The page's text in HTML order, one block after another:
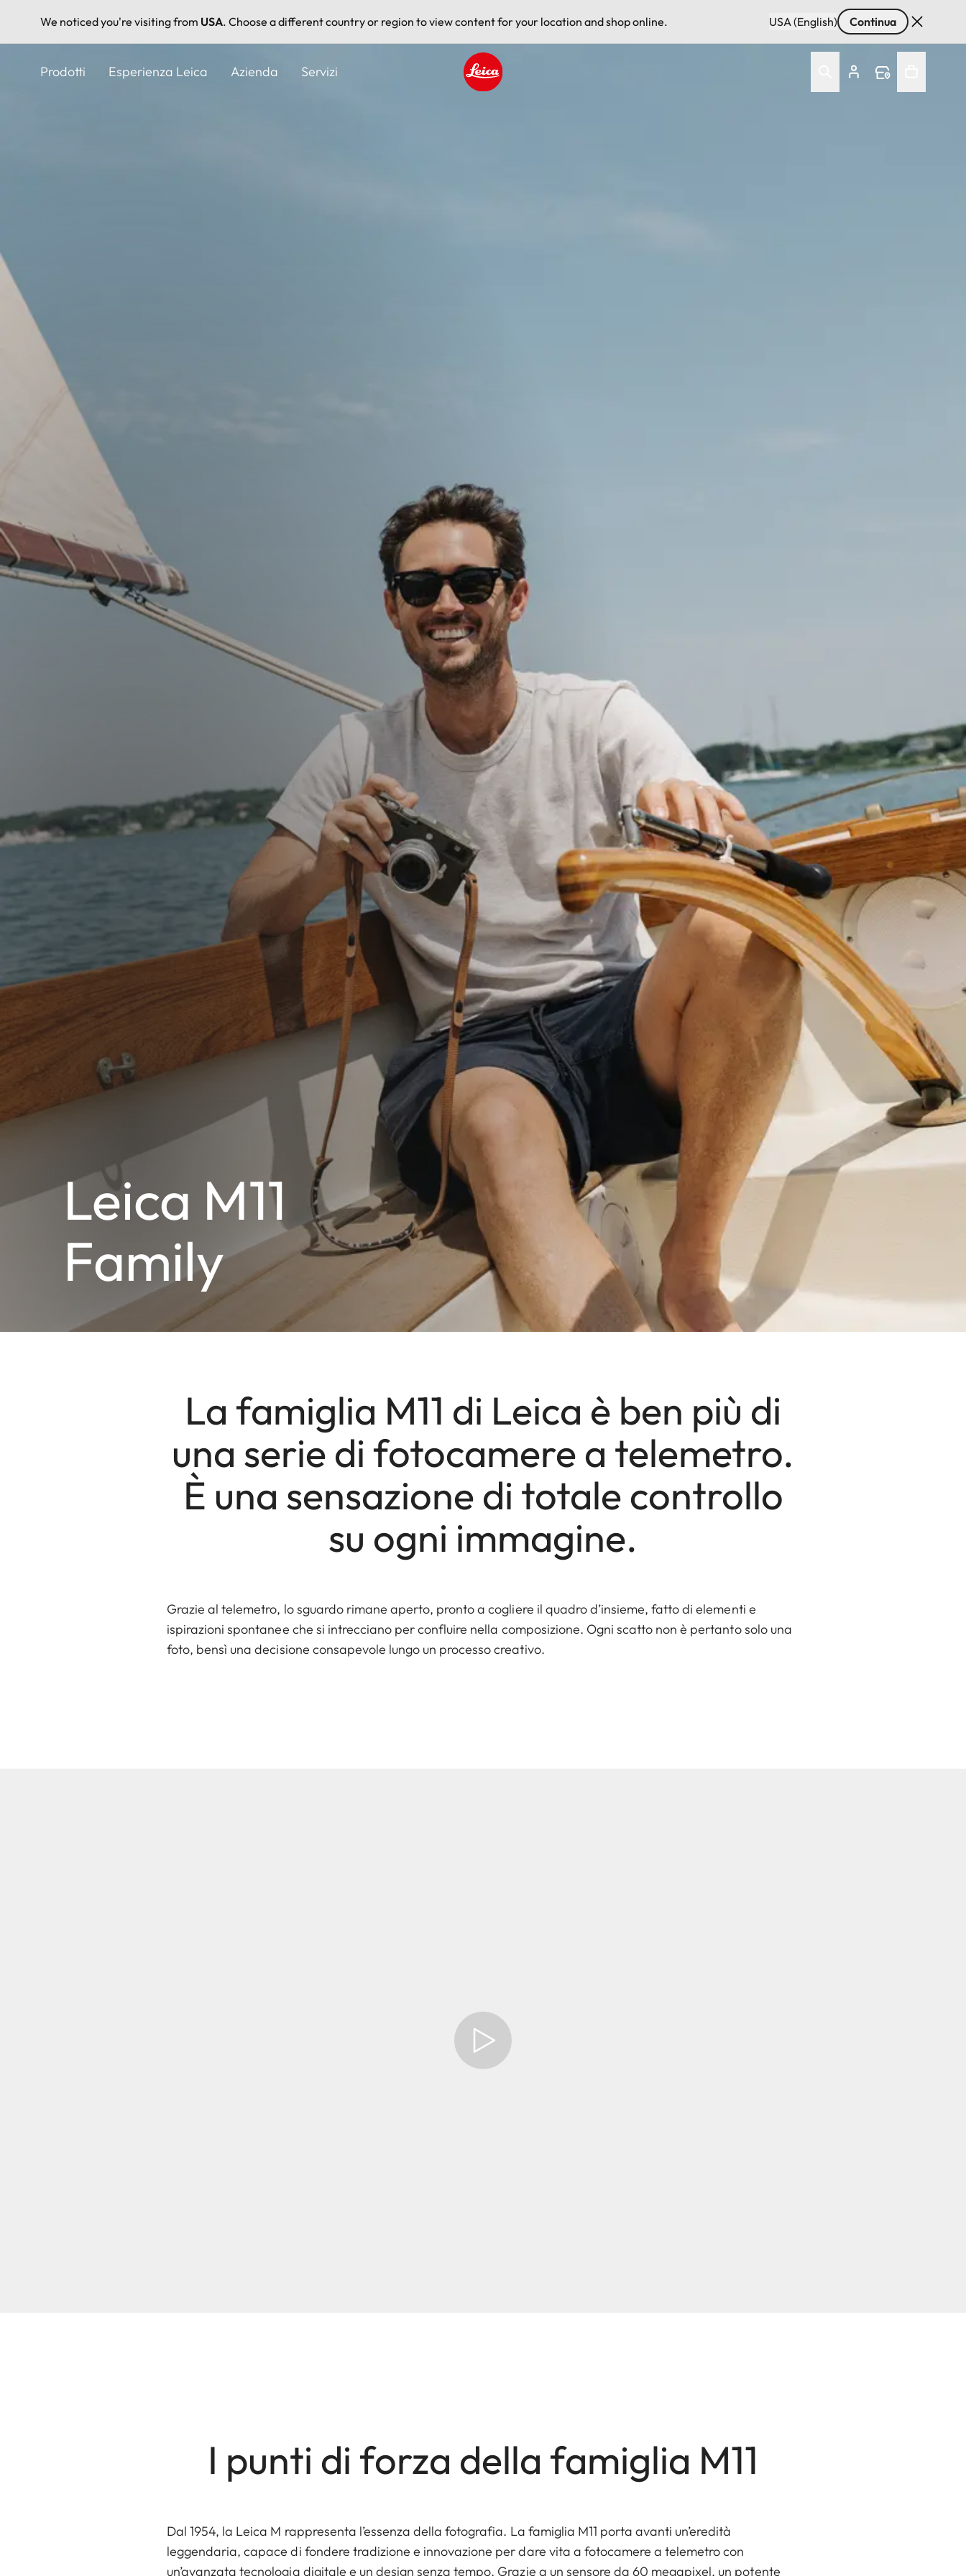
We noticed you're visiting from USA. Choose a different country or region to view content for your location and shop online. USA (English) Continua
Prodotti Esperienza Leica Azienda Servizi
Leica M11
Family
La famiglia M11 di Leica è ben più di
una serie di fotocamere a telemetro.
È una sensazione di totale controllo
su ogni immagine.
Grazie al telemetro, lo sguardo rimane aperto, pronto a cogliere il quadro d’insieme, fatto di elementi e
ispirazioni spontanee che si intrecciano per confluire nella composizione. Ogni scatto non è pertanto solo una
foto, bensì una decisione consapevole lungo un processo creativo.
I punti di forza della famiglia M11
Dal 1954, la Leica M rappresenta l’essenza della fotografia. La famiglia M11 porta avanti un’eredità
leggendaria, capace di fondere tradizione e innovazione per dare vita a fotocamere a telemetro con
un’avanzata tecnologia digitale e un design senza tempo. Grazie a un sensore da 60 megapixel, un potente